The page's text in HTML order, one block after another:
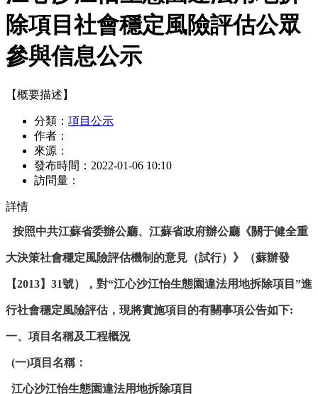
除項目社會穩定風險評估公眾
參與信息公示
【概要描述】
分類： 項目公示
作者：
來源：
發布時間： 2022-01-06 10:10
訪問量：
詳情
按照中共江蘇省委辦公廳、江蘇省政府辦公廳《關于健全重
大決策社會穩定風險評估機制的意見（試行）》（蘇辦發
【2013】31號），對“江心沙江怡生態園違法用地拆除項目 ”進
行社會穩定風險評估，現將實施項目的有關事項公告如下:
一、項目名稱及工程概況
(一)項目名稱：
江心沙江怡生態園違法用地拆除項目